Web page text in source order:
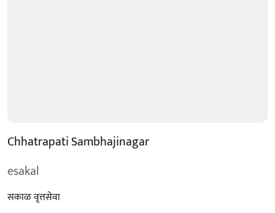
Chhatrapati Sambhajinagar
esakal
सकाळ वृत्तसेवा